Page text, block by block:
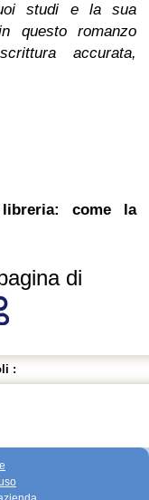
studi e la sua
questo romanzo
accurata,
come la
di
: